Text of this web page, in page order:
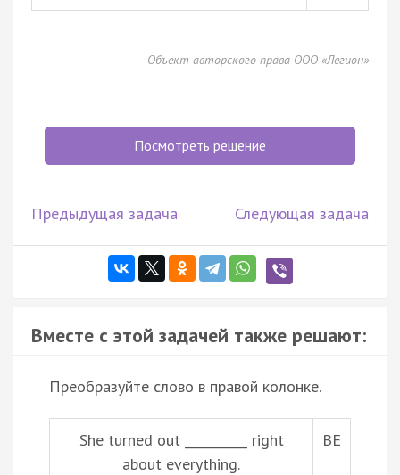
Объект авторского права ООО «Легион»
Посмотреть решение
Предыдущая задача Следующая задача
Вместе с этой задачей также решают:
Преобразуйте слово в правой колонке.
She turned out __________ right
about everything.
BE